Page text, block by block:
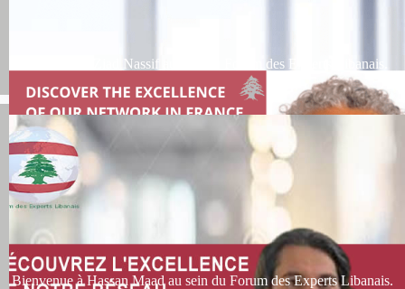
Bienvenue à Ziad Nassif au sein du Forum des Experts Libanais.
Bienvenue à Hassan Maad au sein du Forum des Experts Libanais.